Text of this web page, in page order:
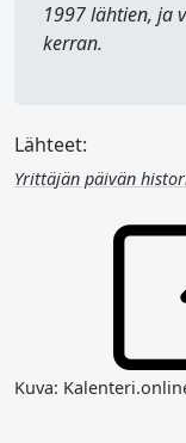
1997 lähtien, ja
kerran.
Lähteet:
Yrittäjän päivän
Kuva: